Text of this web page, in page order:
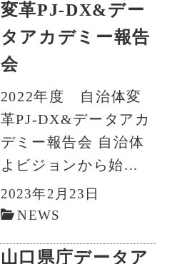
変革PJ-DX&デー
タアカデミー報告
会
2022年度 自治体変
革PJ-DX&データアカ
デミー報告会 自治体
よビジョンから始...
2023年2月23日
NEWS
山口県庁データア